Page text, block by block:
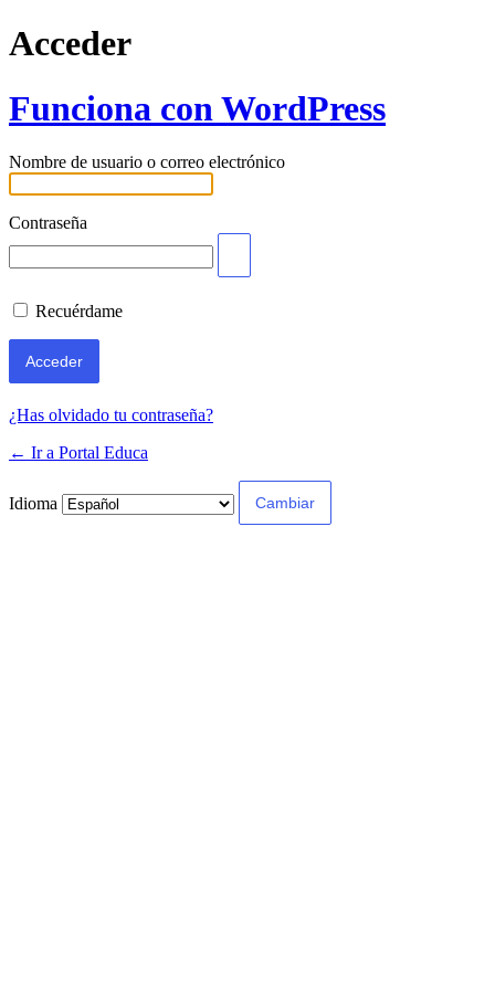
Acceder
Funciona con WordPress
Nombre de usuario o correo electrónico
Contraseña
Recuérdame
¿Has olvidado tu contraseña?
← Ir a Portal Educa
Idioma